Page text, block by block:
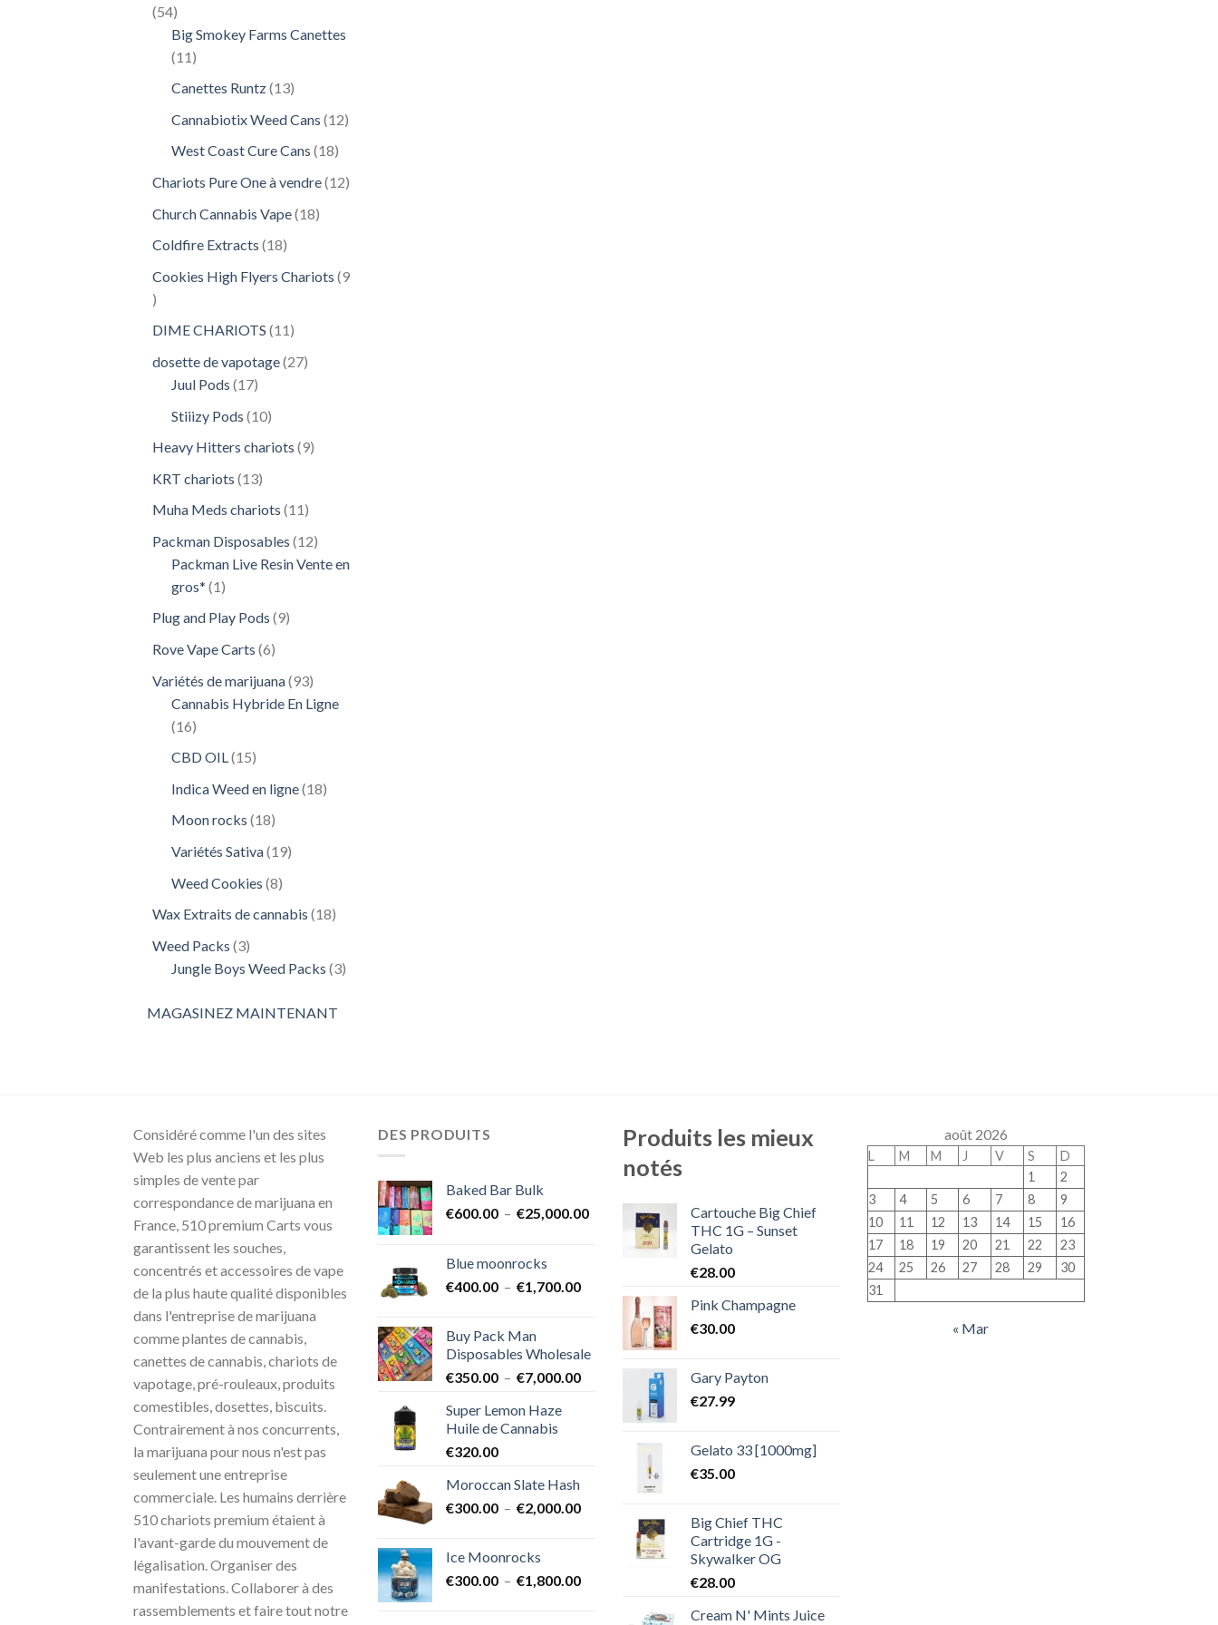
5454
produits
Big Smokey Farms Canettes
11 11
Canettes Runtz 1313
Cannabiotix Weed Cans 1212
West Coast Cure Cans 1818
Chariots Pure One à vendre 1212
Church Cannabis Vape 1818
Coldfire Extracts 1818
Cookies High Flyers Chariots 9
9
DIME CHARIOTS 1111
dosette de vapotage 2727
Juul Pods 1717
Stiiizy Pods 1010
Heavy Hitters chariots 99
KRT chariots 1313
Muha Meds chariots 1111
Packman Disposables 1212
produits
Packman Live Resin Vente en
gros* 11
Plug and Play Pods 99
Rove Vape Carts 66
Variétés de marijuana 9393
produits
Cannabis Hybride En Ligne
1616
CBD OIL 1515
Indica Weed en ligne 1818
Moon rocks 1818
Variétés Sativa 1919
Weed Cookies 88
Wax Extraits de cannabis 1818
Weed Packs 33
produits
Jungle Boys Weed Packs 33
MAGASINEZ MAINTENANT
Considéré comme l'un des sites
Web les plus anciens et les plus
simples de vente par
correspondance de marijuana en
France, 510 premium Carts vous
garantissent les souches,
concentrés et accessoires de vape
de la plus haute qualité disponibles
dans l'entreprise de marijuana
comme plantes de cannabis,
canettes de cannabis, chariots de
vapotage, pré-rouleaux, produits
comestibles, dosettes, biscuits.
Contrairement à nos concurrents,
la marijuana pour nous n'est pas
seulement une entreprise
commerciale. Les humains derrière
510 chariots premium étaient à
l'avant-garde du mouvement de
légalisation. Organiser des
manifestations. Collaborer à des
rassemblements et faire tout notre
DES PRODUITS
Baked Bar Bulk
€600.00 – €25,000.00Plage
€25,000.00
Blue moonrocks
€400.00 – €1,700.00Plage
€400.00
à
€1,700.00
Buy Pack Man
Disposables Wholesale
€350.00 – €7,000.00Plage
Super Lemon Haze
Huile de Cannabis
€320.00
Moroccan Slate Hash
€300.00 – €2,000.00Plage
à
Ice Moonrocks
€300.00 – €1,800.00Plage
Produits les mieux
notés
Cartouche Big Chief
THC 1G – Sunset
Gelato
€28.00
Pink Champagne
€30.00
Gary Payton
€27.99
Gelato 33 [1000mg]
€35.00
Big Chief THC
Cartridge 1G -
Skywalker OG
€28.00
Cream N' Mints Juice
août 2026
L M M J V S
D
1
2
3
4 5 6 7 8
9
10
11 12 13 14 15
16
17
18 19 20 21 22
23
24
25 26 27 28 29
30
31
« Mar